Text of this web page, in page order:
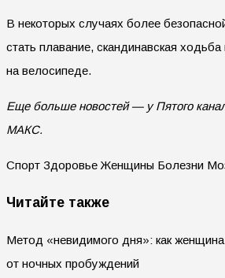
В некоторых случаях более
стать плавание, скандинавская
на велосипеде.
Еще больше новостей — у Пятого
МАКС.
Спорт Здоровье Женщины Болезни
Читайте также
Метод «невидимого дня»: как женщина
от ночных пробуждений